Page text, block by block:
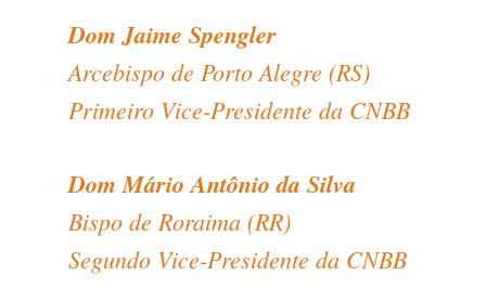
Dom Jaime Spengler
Arcebispo de Porto Alegre (RS)
Primeiro Vice-Presidente da CNBB
Dom Mário Antônio da Silva
Bispo de Roraima (RR)
Segundo Vice-Presidente da CNBB